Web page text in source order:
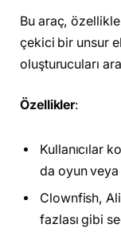
Bu araç,
çekici bir unsur
oluşturucuları
Özellikler:
Kullanıcılar
da oyun
Clownfish,
fazlası gibi